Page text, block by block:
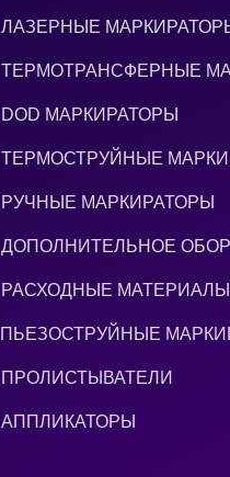
АППЛИКАТОРЫ
ПРОЛИСТЫВАТЕЛИ
РАСХОДНЫЕ МАТЕРИАЛЫ
ДОПОЛНИТЕЛЬНОЕ
ПЬЕЗОСТРУЙНЫЕ
РУЧНЫЕ МАРКИРАТОРЫ
ТЕРМОСТРУЙНЫЕ
DOD МАРКИРАТОРЫ
ТЕРМОТРАНСФЕРНЫЕ
ЛАЗЕРНЫЕ